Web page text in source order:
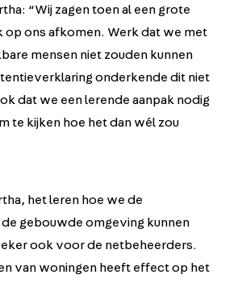
“Wij zagen toen al een grote
op ons afkomen. Werk dat we met
mensen niet zouden kunnen
onderkende dit niet
dat we een lerende aanpak nodig
te kijken hoe het dan wél zou
het leren hoe we de
gebouwde omgeving kunnen
ook voor de netbeheerders.
van woningen heeft effect op het